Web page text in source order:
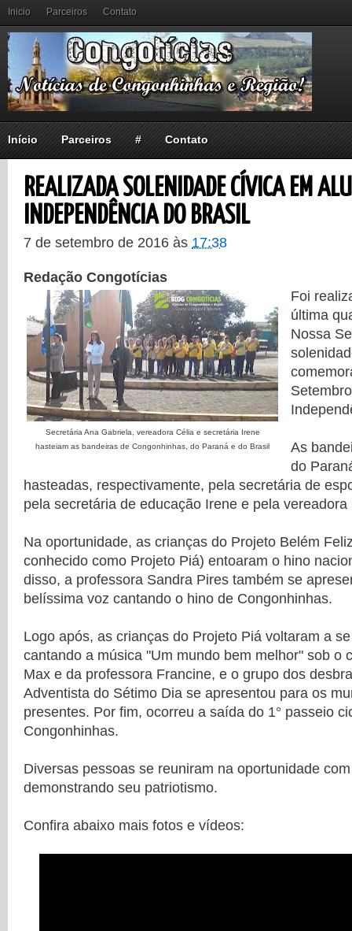
Inicio Parceiros Contato
Início Parceiros # Contato
REALIZADA SOLENIDADE CÍVICA EM
INDEPENDÊNCIA DO BRASIL
7 de setembro de 2016 às 17:38
Redação Congotícias
Secretária Ana Gabriela, vereadora Célia e secretária Irene
hasteiam as bandeiras de Congonhinhas, do Paraná e do Brasil
Foi
última
Nossa
As
do
hasteadas, respectivamente, pela secretária de
pela secretária de educação Irene e pela vereadora
Na oportunidade, as crianças do Projeto Belém
conhecido como Projeto Piá) entoaram o hino
disso, a professora Sandra Pires também se
belíssima voz cantando o hino de Congonhinhas.
Logo após, as crianças do Projeto Piá voltaram a
cantando a música "Um mundo bem melhor" sob o
Max e da professora Francine, e o grupo dos
Adventista do Sétimo Dia se apresentou para os
presentes. Por fim, ocorreu a saída do 1° passeio
Congonhinhas.
Diversas pessoas se reuniram na oportunidade
demonstrando seu patriotismo.
Confira abaixo mais fotos e vídeos: